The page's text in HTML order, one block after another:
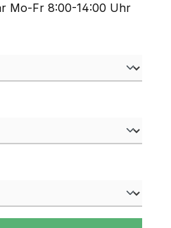
Mo-Fr 8:00-14:00 Uhr
oder benutze die Schaltflächen